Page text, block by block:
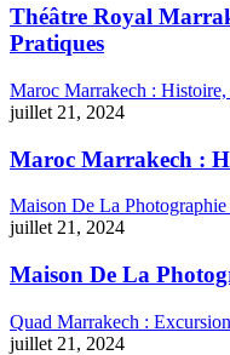
Théâtre Royal
Pratiques
Maroc Marrakech :
juillet 21, 2024
Maroc Marrakech :
Maison De La
juillet 21, 2024
Maison De La
Quad Marrakech :
juillet 21, 2024